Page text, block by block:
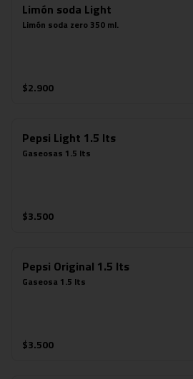
Limón soda Light
Limón soda zero 350 ml.
$2.900
Pepsi Light 1.5 lts
Gaseosas 1.5 lts
$3.500
Pepsi Original 1.5 lts
Gaseosa 1.5 lts
$3.500